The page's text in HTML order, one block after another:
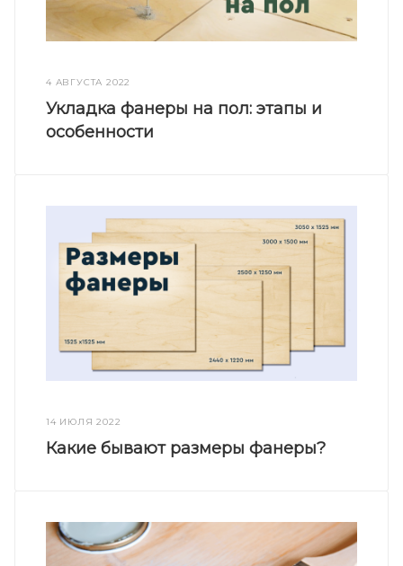
4 АВГУСТА 2022
Укладка фанеры на пол: этапы и
особенности
14 ИЮЛЯ 2022
Какие бывают размеры фанеры?